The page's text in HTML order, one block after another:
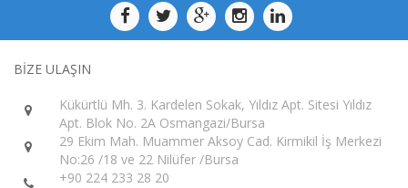
BİZE ULAŞIN
Kükürtlü Mh. 3. Kardelen Sokak, Yıldız Apt. Sitesi Yıldız
Apt. Blok No. 2A Osmangazi/Bursa
29 Ekim Mah. Muammer Aksoy Cad. Kirmikil İş Merkezi
No:26 /18 ve 22 Nilüfer /Bursa
+90 224 233 28 20